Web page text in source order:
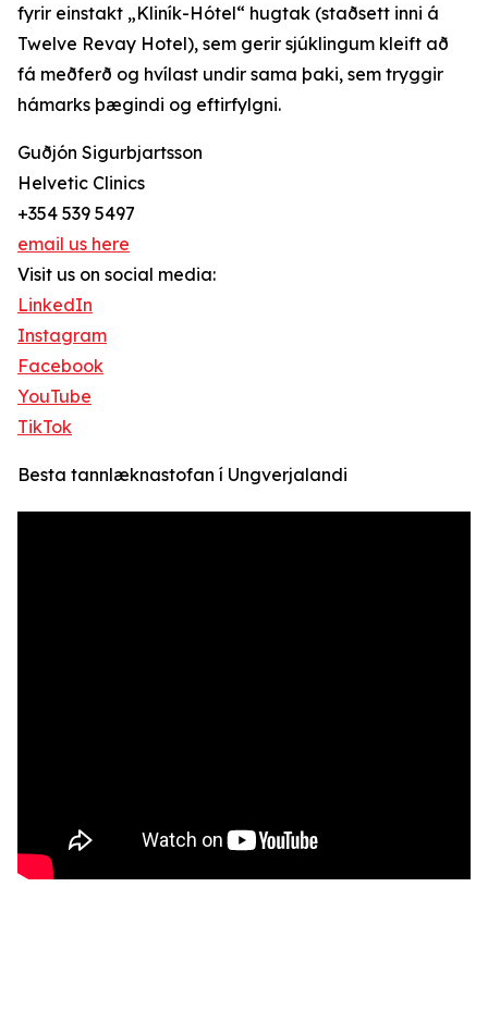
fyrir einstakt „Kliník-Hótel“ hugtak (staðsett inni á
Twelve Revay Hotel), sem gerir sjúklingum kleift að
fá meðferð og hvílast undir sama þaki, sem tryggir
hámarks þægindi og eftirfylgni.
Guðjón Sigurbjartsson
Helvetic Clinics
+354 539 5497
email us here
Visit us on social media:
LinkedIn
Instagram
Facebook
YouTube
TikTok
Besta tannlæknastofan í Ungverjalandi